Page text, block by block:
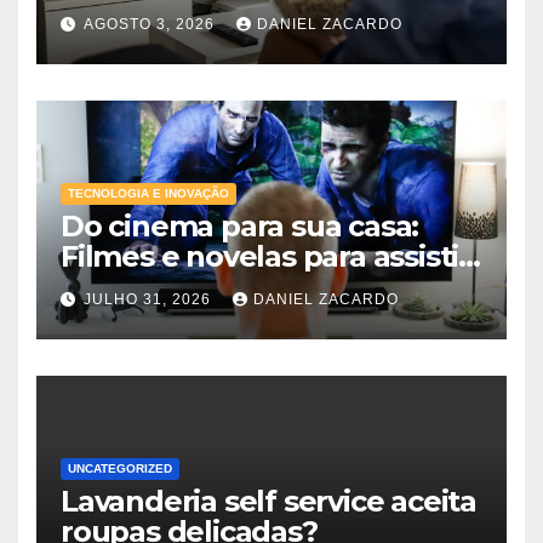
AGOSTO 3, 2026 DANIEL ZACARDO
TECNOLOGIA E INOVAÇÃO
Do cinema para sua casa:
Filmes e novelas para assistir
online agora
JULHO 31, 2026 DANIEL ZACARDO
UNCATEGORIZED
Lavanderia self service aceita
roupas delicadas?